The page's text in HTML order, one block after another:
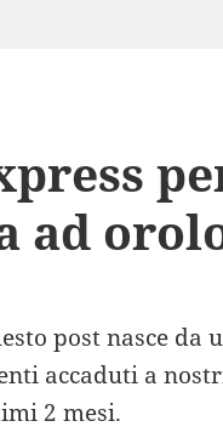
ad
post nasce
accaduti a
2 mesi.